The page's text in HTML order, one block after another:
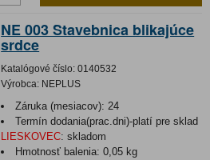
NE 003 Stavebnica blikajúce
srdce
Katalógové číslo: 0140532
Výrobca: NEPLUS
Záruka (mesiacov): 24
Termín dodania(prac.dni)-platí pre sklad
LIESKOVEC: skladom
Hmotnosť balenia:0,05 kg